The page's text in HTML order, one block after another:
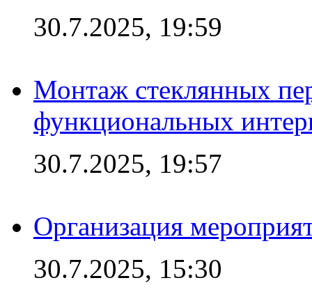
30.7.2025, 19:59
Монтаж стеклянных
функциональных
30.7.2025, 19:57
Организация
30.7.2025, 15:30